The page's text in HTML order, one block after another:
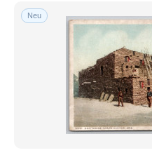
Kostenloser Versand
PayPal
Visa
Mastercard
Bancontact
Neu